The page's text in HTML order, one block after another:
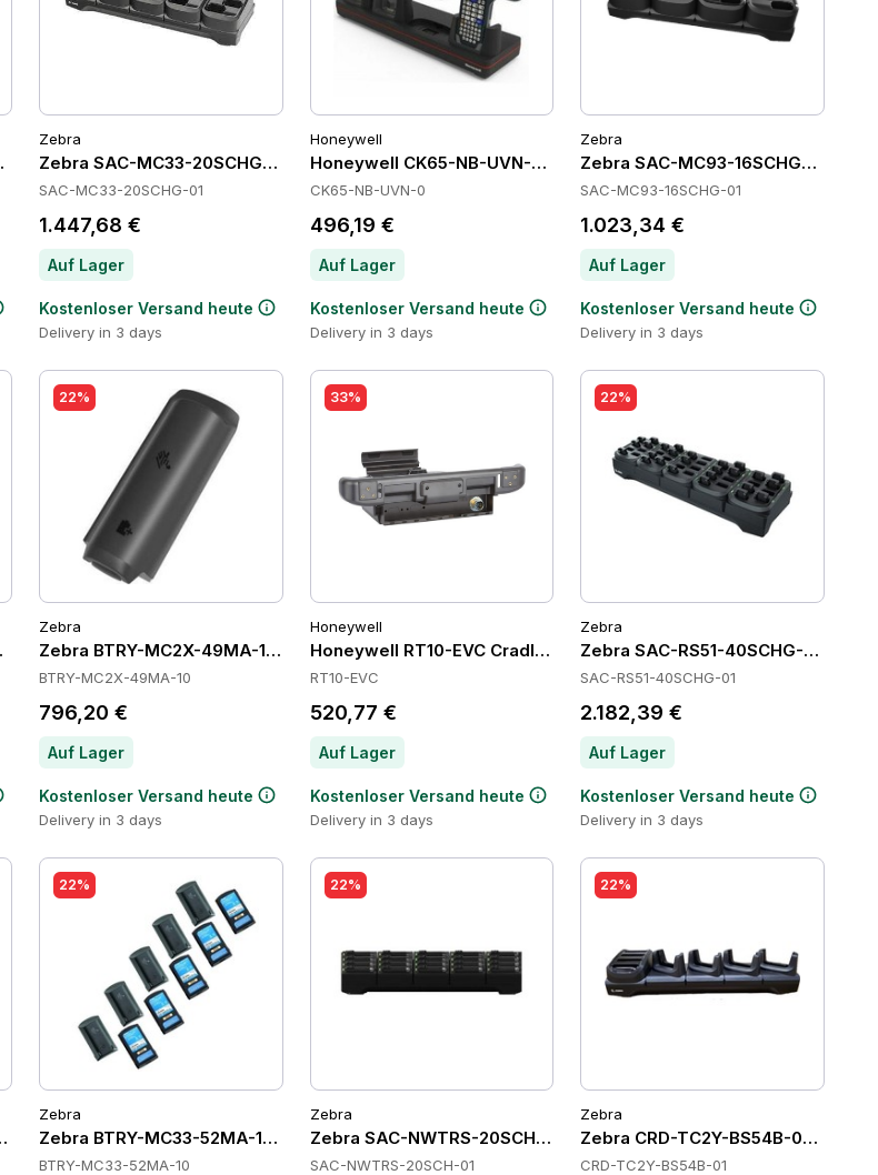
Cradles
Zebra
Zebra SAC-MC33-20SCHG-01 Cradles
SAC-MC33-20SCHG-01
1.447,68 €
Auf Lager
Kostenloser Versand heute
Delivery in 3 days
Honeywell
Honeywell CK65-NB-UVN-0 Cradles
CK65-NB-UVN-0
496,19 €
Auf Lager
Kostenloser Versand heute
Delivery in 3 days
Zebra
Zebra SAC-MC93-16SCHG-01
SAC-MC93-16SCHG-01
1.023,34 €
Auf Lager
Kostenloser Versand heute
Delivery in 3 days
22%
Zebra
Zebra BTRY-MC2X-49MA-10 Batteries
BTRY-MC2X-49MA-10
796,20 €
Auf Lager
Kostenloser Versand heute
Delivery in 3 days
33%
Honeywell
Honeywell RT10-EVC Cradles
RT10-EVC
520,77 €
Auf Lager
Kostenloser Versand heute
Delivery in 3 days
22%
Zebra
Zebra SAC-RS51-40SCHG-01
SAC-RS51-40SCHG-01
2.182,39 €
Auf Lager
Kostenloser Versand heute
Delivery in 3 days
Cradles
22%
Zebra
Zebra BTRY-MC33-52MA-10 Batteries
BTRY-MC33-52MA-10
22%
Zebra
Zebra SAC-NWTRS-20SCH-01 Batteries
SAC-NWTRS-20SCH-01
22%
Zebra
Zebra CRD-TC2Y-BS54B-01
CRD-TC2Y-BS54B-01